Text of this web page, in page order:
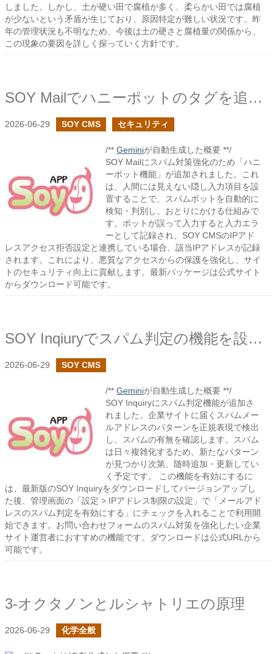
しました。しかし、土が硬い田で腐植が多く、柔らかい田では腐植
が少ないという矛盾が生じており、原因特定が難しい状況です。昨
年の管理状況も不明なため、今後は土の硬さと腐植量の関係から、
この現象の要因を詳しく探っていく方針です。
SOY Mailでハニーポットのタグを追加しました
2026-06-29 SOY CMS セキュリティ
/** Geminiが自動生成した概要 **/
SOY Mailにスパム対策強化のため「ハニ
ーポット機能」が追加されました。これ
は、人間には見えない隠し入力項目を設
置することで、スパムボットを自動的に
検知・判別し、おとりにかける仕組みで
す。ボットが誤って入力すると入力エラ
ーとして記録され、SOY CMSのIPアド
レスアクセス拒否設定と連携している場合、該当IPアドレスが記録
されます。これにより、悪質なアクセスからの保護を強化し、サイ
トのセキュリティ向上に貢献します。最新パッケージは公式サイト
からダウンロード可能です。
SOY Inqiuryでスパム判定の機能を設けました
2026-06-29 SOY CMS
/** Geminiが自動生成した概要 **/
SOY Inquiryにスパム判定機能が追加さ
れました。企業サイトに届くスパムメー
ルアドレスのパターンを正規表現で検出
し、スパムの有無を確認します。スパム
は日々複雑化するため、新たなパターン
が見つかり次第、随時追加・更新してい
く予定です。 この機能を有効にするに
は、最新版のSOY Inquiryをダウンロードしてバージョンアップし
た後、管理画面の「設定 > IPアドレス制限の設定」で「メールアド
レスのスパム判定を有効にする」にチェックを入れることで利用開
始できます。お問い合わせフォームのスパム対策を強化したい企業
サイト運営者におすすめの機能です。ダウンロードは公式URLから
可能です。
3-オクタノンとルシャトリエの原理
2026-06-29 化学全般